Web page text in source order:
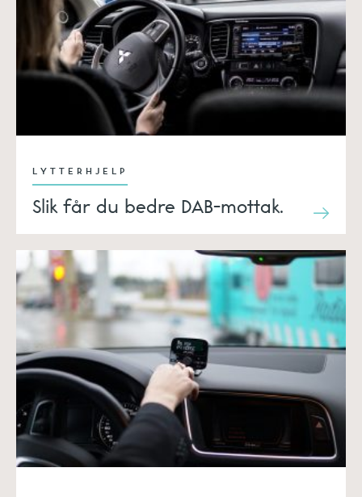
LYTTERHJELP
Slik får du bedre DAB-mottak.